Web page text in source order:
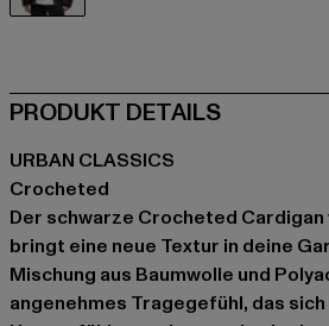
PRODUKT DETAILS
URBAN CLASSICS
Crocheted
Der schwarze Crocheted Cardigan
bringt eine neue Textur in deine
Mischung aus Baumwolle und
angenehmes Tragegefühl, das